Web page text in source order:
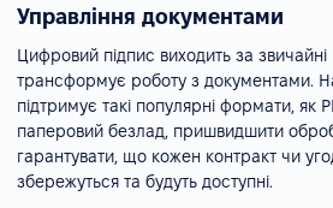
Управління документами
Цифровий підпис виходить за звичайні
трансформує роботу з документами.
підтримує такі популярні формати, як
паперовий безлад, пришвидшити
гарантувати, що кожен контракт чи
збережуться та будуть доступні.